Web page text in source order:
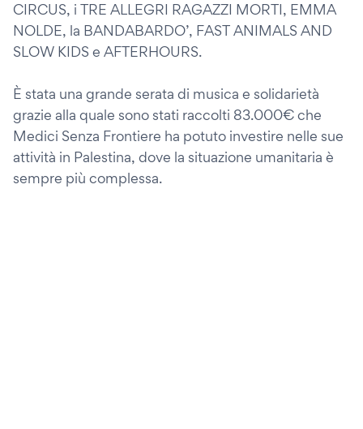
CIRCUS, i TRE ALLEGRI RAGAZZI MORTI, EMMA
NOLDE, la BANDABARDO’, FAST ANIMALS AND
SLOW KIDS e AFTERHOURS.
È stata una grande serata di musica e solidarietà
grazie alla quale sono stati raccolti 83.000€ che
Medici Senza Frontiere ha potuto investire nelle sue
attività in Palestina, dove la situazione umanitaria è
sempre più complessa.